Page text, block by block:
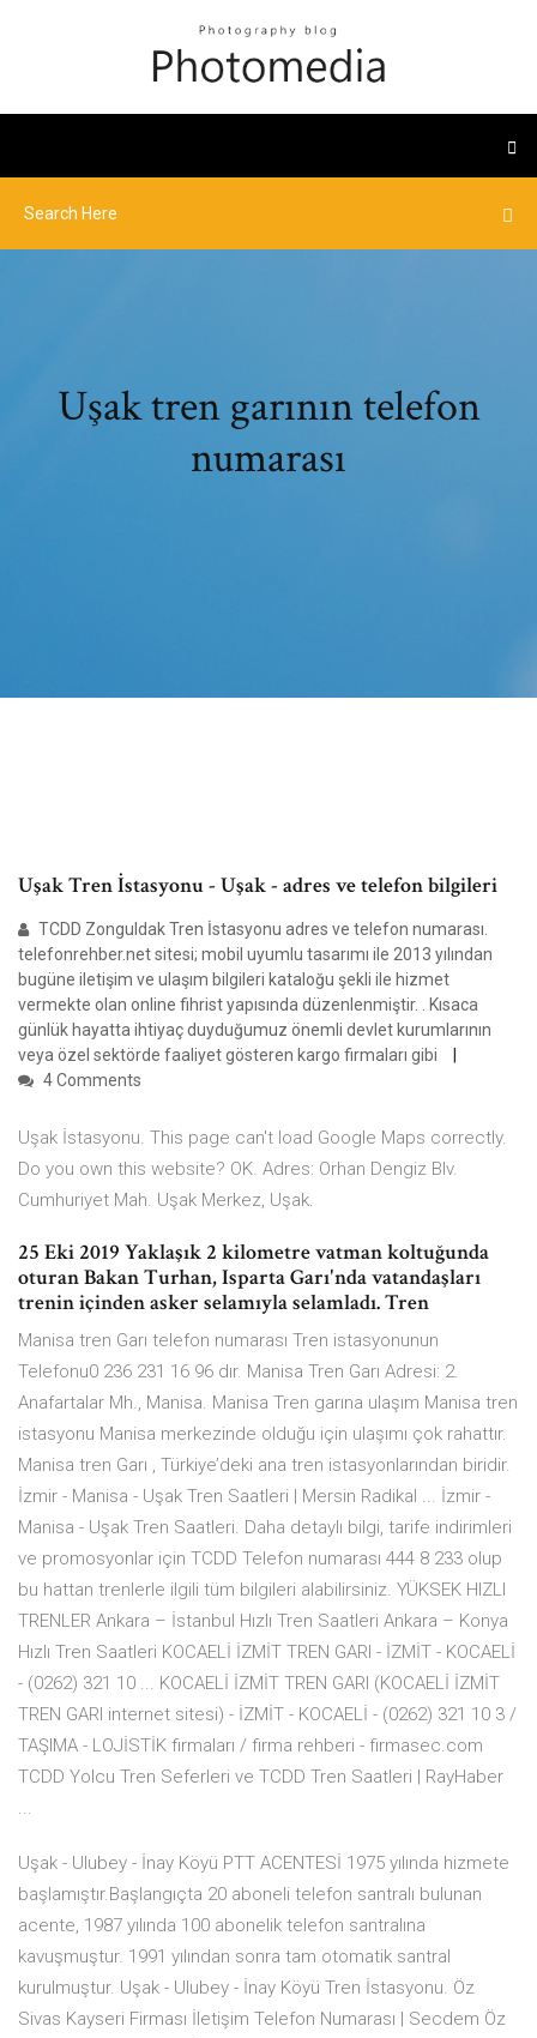
Uşak tren garının telefon
numarası
Uşak Tren İstasyonu - Uşak - adres ve telefon bilgileri
TCDD Zonguldak Tren İstasyonu adres ve telefon numarası.
telefonrehber.net sitesi; mobil uyumlu tasarımı ile 2013 yılından
bugüne iletişim ve ulaşım bilgileri kataloğu şekli ile hizmet
vermekte olan online fihrist yapısında düzenlenmiştir. . Kısaca
günlük hayatta ihtiyaç duyduğumuz önemli devlet kurumlarının
veya özel sektörde faaliyet gösteren kargo firmaları gibi
4 Comments
Uşak İstasyonu. This page can't load Google Maps correctly.
Do you own this website? OK. Adres: Orhan Dengiz Blv.
Cumhuriyet Mah. Uşak Merkez, Uşak.
25 Eki 2019 Yaklaşık 2 kilometre vatman koltuğunda
oturan Bakan Turhan, Isparta Garı'nda vatandaşları
trenin içinden asker selamıyla selamladı. Tren
Manisa tren Garı telefon numarası Tren istasyonunun
Telefonu0 236 231 16 96 dır. Manisa Tren Garı Adresi: 2.
Anafartalar Mh., Manisa. Manisa Tren garına ulaşım Manisa tren
istasyonu Manisa merkezinde olduğu için ulaşımı çok rahattır.
Manisa tren Garı , Türkiye’deki ana tren istasyonlarından biridir.
İzmir - Manisa - Uşak Tren Saatleri | Mersin Radikal ... İzmir -
Manisa - Uşak Tren Saatleri. Daha detaylı bilgi, tarife indirimleri
ve promosyonlar için TCDD Telefon numarası 444 8 233 olup
bu hattan trenlerle ilgili tüm bilgileri alabilirsiniz. YÜKSEK HIZLI
TRENLER Ankara – İstanbul Hızlı Tren Saatleri Ankara – Konya
Hızlı Tren Saatleri KOCAELİ İZMİT TREN GARI - İZMİT - KOCAELİ
- (0262) 321 10 ... KOCAELİ İZMİT TREN GARI (KOCAELİ İZMİT
TREN GARI internet sitesi) - İZMİT - KOCAELİ - (0262) 321 10 3 /
TAŞIMA - LOJİSTİK firmaları / firma rehberi - firmasec.com
TCDD Yolcu Tren Seferleri ve TCDD Tren Saatleri | RayHaber
...
Uşak - Ulubey - İnay Köyü PTT ACENTESİ 1975 yılında hizmete
başlamıştır.Başlangıçta 20 aboneli telefon santralı bulunan
acente, 1987 yılında 100 abonelik telefon santralına
kavuşmuştur. 1991 yılından sonra tam otomatik santral
kurulmuştur. Uşak - Ulubey - İnay Köyü Tren İstasyonu. Öz
Sivas Kayseri Firması İletişim Telefon Numarası | Secdem Öz